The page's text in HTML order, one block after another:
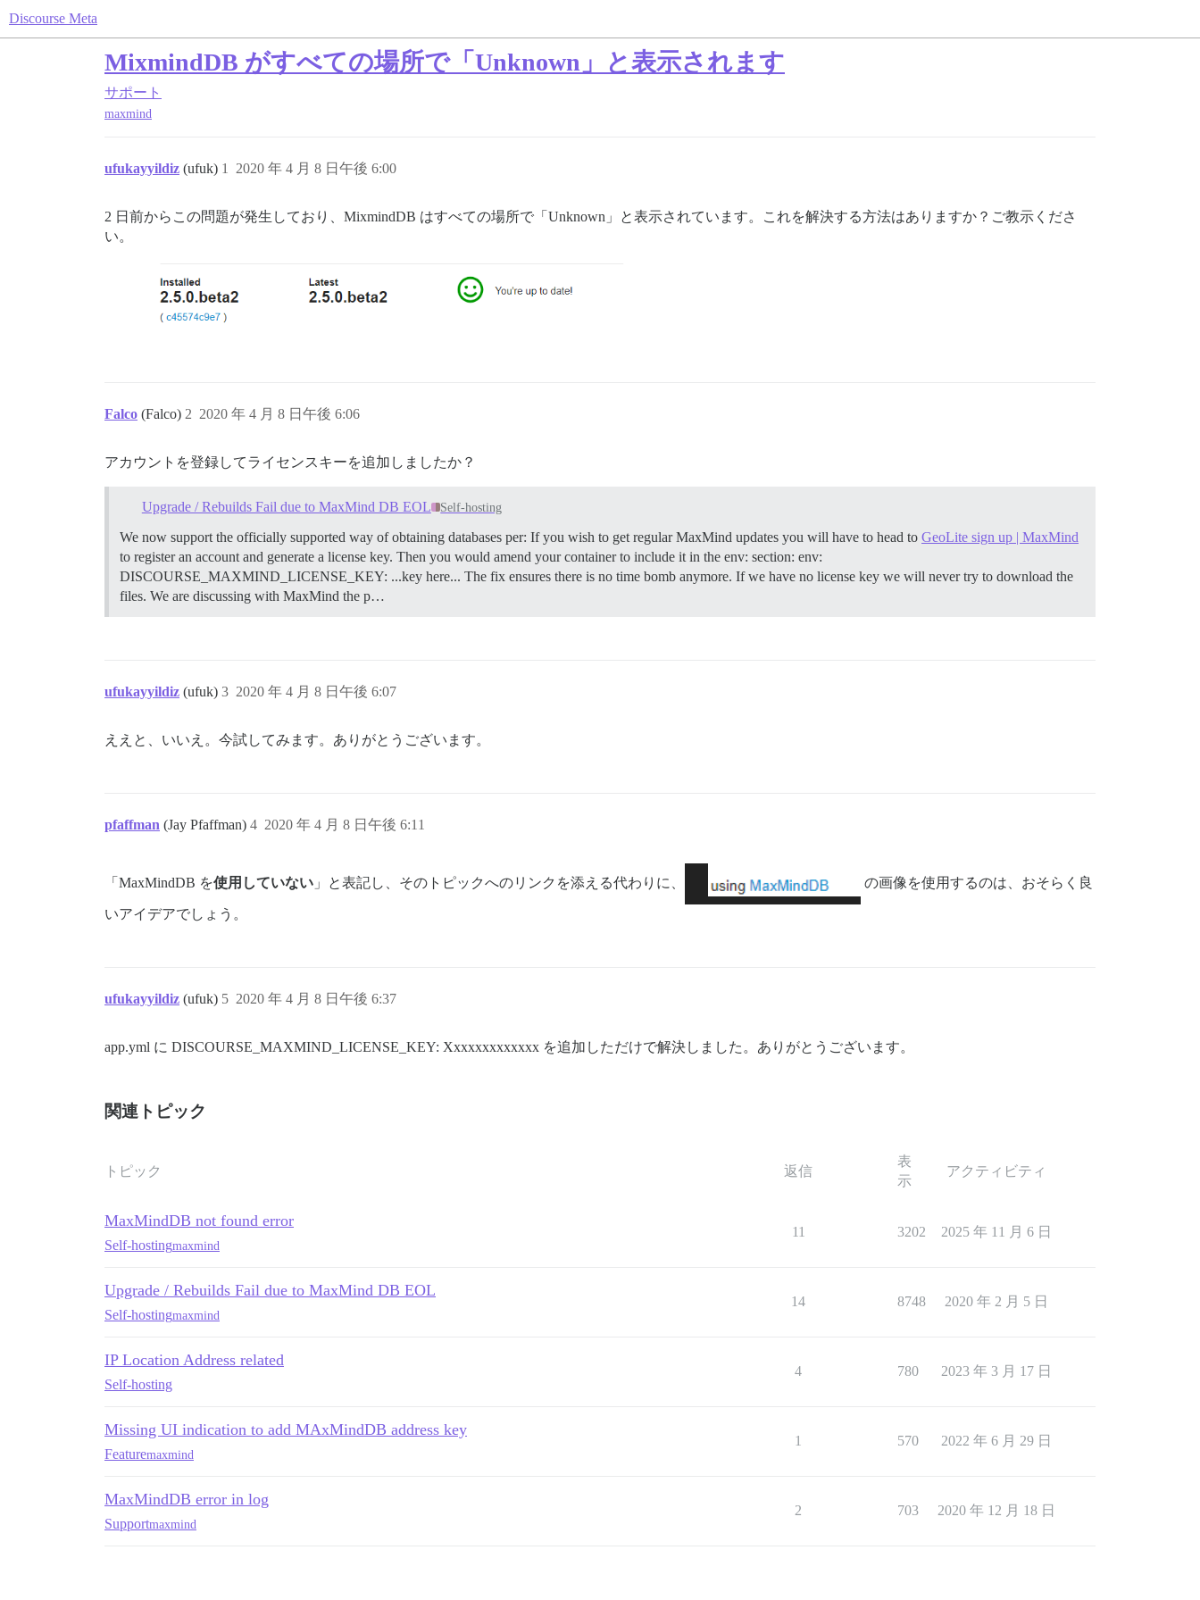
Discourse Meta
MixmindDB がすべての場所で「Unknown」と表示されます
サポート
maxmind
ufukayyildiz (ufuk) 2020 年 4 月 8 日午後 6:00
1
2 日前からこの問題が発生しており、MixmindDB はすべての場所で「Unknown」と表示されています。これを解決する方法はありますか？ご教示くださ
い。
Falco (Falco) 2020 年 4 月 8 日午後 6:06
2
アカウントを登録してライセンスキーを追加しましたか？
Upgrade / Rebuilds Fail due to MaxMind DB EOL Self-hosting
We now support the officially supported way of obtaining databases per: If you wish to get regular MaxMind updates you will have to head to GeoLite sign up | MaxMind
to register an account and generate a license key. Then you would amend your container to include it in the env: section: env:
DISCOURSE_MAXMIND_LICENSE_KEY: ...key here... The fix ensures there is no time bomb anymore. If we have no license key we will never try to download the
files. We are discussing with MaxMind the p…
ufukayyildiz (ufuk) 2020 年 4 月 8 日午後 6:07
3
ええと、いいえ。今試してみます。ありがとうございます。
pfaffman (Jay Pfaffman) 2020 年 4 月 8 日午後 6:11
4
「MaxMindDB を使用していない 」と表記し、そのトピックへのリンクを添える代わりに、 の画像を使用するのは、おそらく良
いアイデアでしょう。
ufukayyildiz (ufuk) 2020 年 4 月 8 日午後 6:37
5
app.yml に DISCOURSE_MAXMIND_LICENSE_KEY: Xxxxxxxxxxxxx を追加しただけで解決しました。ありがとうございます。
関連トピック
トピック 返信
表
示
アクティビティ
MaxMindDB not found error
Self-hostingmaxmind
11 3202 2025 年 11 月 6 日
Upgrade / Rebuilds Fail due to MaxMind DB EOL
Self-hostingmaxmind
14 8748 2020 年 2 月 5 日
IP Location Address related
Self-hosting
4 780 2023 年 3 月 17 日
Missing UI indication to add MAxMindDB address key
Featuremaxmind
1 570 2022 年 6 月 29 日
MaxMindDB error in log
Supportmaxmind
2 703 2020 年 12 月 18 日